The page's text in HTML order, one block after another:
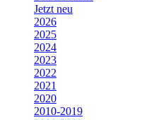
Jetzt neu
2026
2025
2024
2023
2022
2021
2020
2010-2019